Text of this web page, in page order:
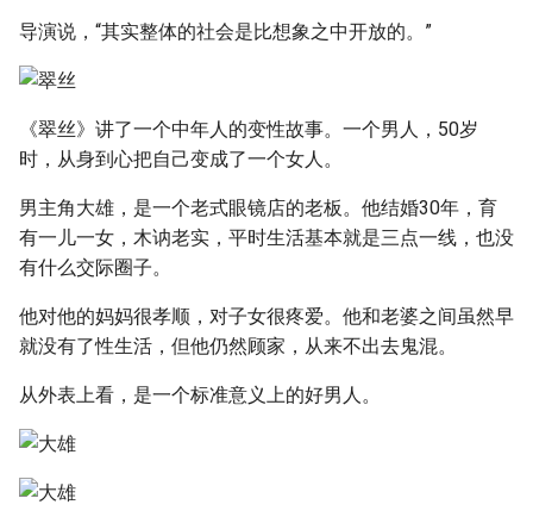
导演说，“其实整体的社会是比想象之中开放的。”
《翠丝》讲了一个中年人的变性故事。一个男人，50岁
时，从身到心把自己变成了一个女人。
男主角大雄，是一个老式眼镜店的老板。他结婚30年，育
有一儿一女，木讷老实，平时生活基本就是三点一线，也没
有什么交际圈子。
他对他的妈妈很孝顺，对子女很疼爱。他和老婆之间虽然早
就没有了性生活，但他仍然顾家，从来不出去鬼混。
从外表上看，是一个标准意义上的好男人。